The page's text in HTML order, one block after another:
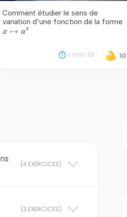
Comment étudier le sens de
variation d'une fonction de la forme
x\mapsto
x ↦ ax
1 min 19 10
(4 EXERCICES)
(3 EXERCICES)